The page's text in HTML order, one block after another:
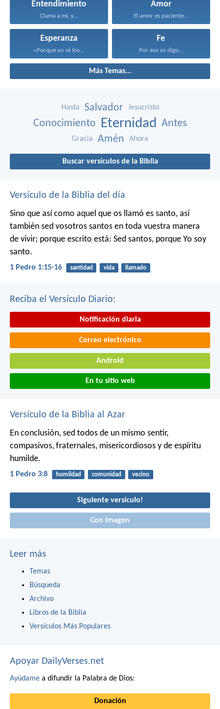
Entendimiento
Clama a mí, y...
Amor
El amor es paciente...
Esperanza
«Porque yo sé los...
Fe
Por eso os digo...
Más Temas...
Hasta Salvador Jesucristo
Conocimiento Eternidad Antes
Gracia Amén Ahora
Buscar versículos de la Biblia
Versículo de la Biblia del día
Sino que así como aquel que os llamó es santo, así
también sed vosotros santos en toda vuestra manera
de vivir; porque escrito está: Sed santos, porque Yo soy
santo.
1 Pedro 1:15-16 santidad vida llamado
Reciba el Versículo Diario:
Notificación diaria
Correo electrónico
Android
En tu sitio web
Versículo de la Biblia al Azar
En conclusión, sed todos de un mismo sentir,
compasivos, fraternales, misericordiosos y de espíritu
humilde.
1 Pedro 3:8 humildad comunidad vecino
Siguiente versículo!
Con imagen
Leer más
Temas
Búsqueda
Archivo
Libros de la Biblia
Versículos Más Populares
Apoyar DailyVerses.net
Ayúdame a difundir la Palabra de Dios:
Donación